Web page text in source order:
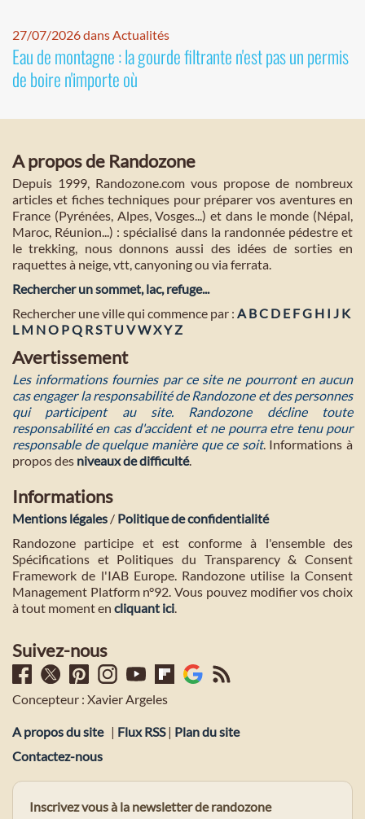
27/07/2026 dans Actualités
Eau de montagne : la gourde filtrante n'est pas un permis
de boire n'importe où
A propos de Randozone
Depuis 1999, Randozone.com vous propose de nombreux
articles et fiches techniques pour préparer vos aventures en
France (Pyrénées, Alpes, Vosges...) et dans le monde (Népal,
Maroc, Réunion...) : spécialisé dans la randonnée pédestre et
le trekking, nous donnons aussi des idées de sorties en
raquettes à neige, vtt, canyoning ou via ferrata.
Rechercher un sommet, lac, refuge...
Rechercher une ville qui commence par : A BC D E FG H I J K
L M NO PQ RST U VWXYZ
Avertissement
Les informations fournies par ce site ne pourront en aucun
cas engager la responsabilité de Randozone et des personnes
qui participent au site. Randozone décline toute
responsabilité en cas d'accident et ne pourra etre tenu pour
responsable de quelque manière que ce soit. Informations à
propos des niveaux de difficulté.
Informations
Mentions légales / Politique de confidentialité
Randozone participe et est conforme à l'ensemble des
Spécifications et Politiques du Transparency & Consent
Framework de l'IAB Europe. Randozone utilise la Consent
Management Platform n°92. Vous pouvez modifier vos choix
à tout moment en cliquant ici.
Suivez-nous
Concepteur : Xavier Argeles
A propos du site | Flux RSS| Plan du site
Contactez-nous
Inscrivez vous à la newsletter de randozone